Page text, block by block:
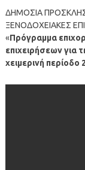
ΔΗΜΟΣΙΑ
ΞΕΝΟΔΟΧΕΙΑΚΕΣ
«Πρόγραμμα
επιχειρήσεων για
χειμερινή περίοδο